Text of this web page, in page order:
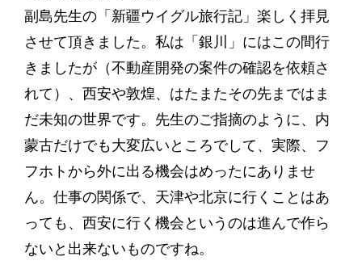
副島先生の「新疆ウイグル旅行記」楽しく拝見
させて頂きました。私は「銀川」にはこの間行
きましたが（不動産開発の案件の確認を依頼さ
れて）、西安や敦煌、はたまたその先まではま
だ未知の世界です。先生のご指摘のように、内
蒙古だけでも大変広いところでして、実際、フ
フホトから外に出る機会はめったにありませ
ん。仕事の関係で、天津や北京に行くことはあ
っても、西安に行く機会というのは進んで作ら
ないと出来ないものですね。